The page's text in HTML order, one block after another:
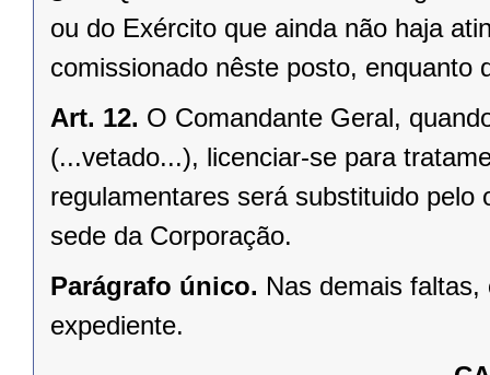
ou do Exército que ainda não haja
comissionado nêste posto, enquanto
Art. 12. O Comandante Geral,
(...vetado...), licenciar-se para
regulamentares será substituido
sede da Corporação.
Parágrafo único. Nas demais
expediente.